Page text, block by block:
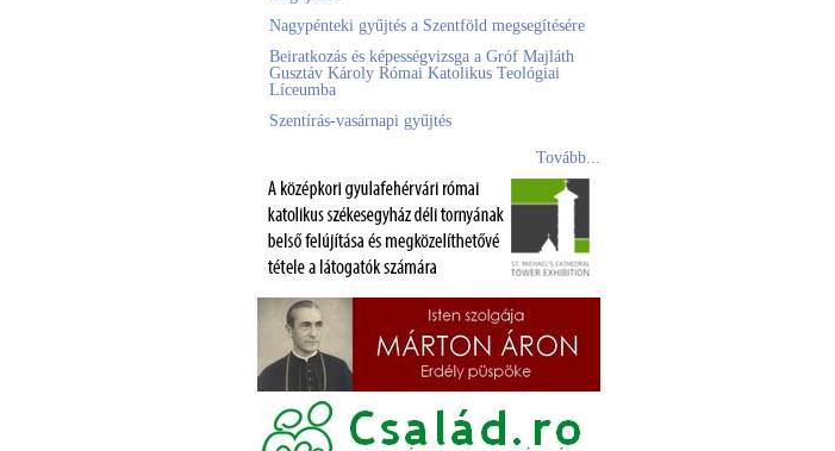
Nagypénteki gyűjtés a Szentföld megsegítésére
Beiratkozás és képességvizsga a Gróf Majláth
Gusztáv Károly Római Katolikus Teológiai
Líceumba
Szentírás-vasárnapi gyűjtés
Tovább...